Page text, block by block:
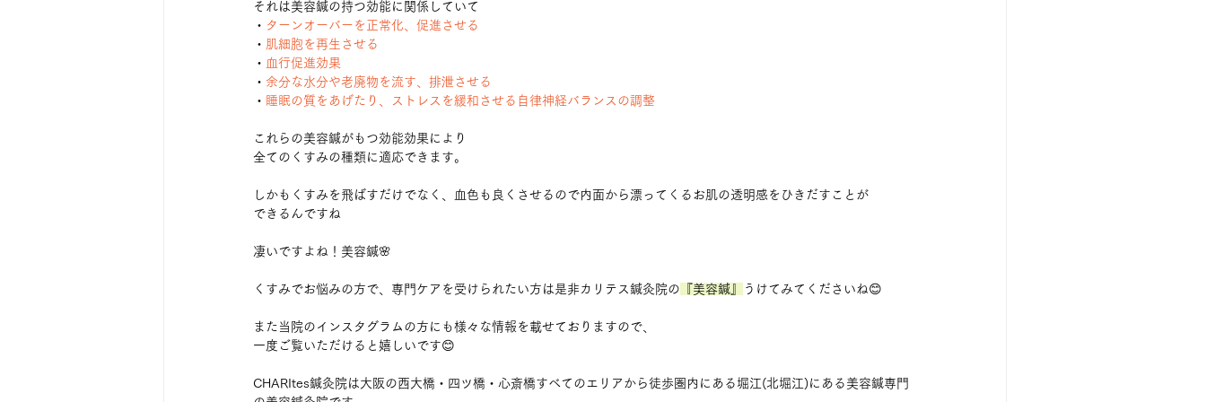
それは美容鍼の持つ効能に関係していて
・ ターンオーバーを正常化、促進させる
・ 肌細胞を再生させる
・ 血行促進効果
・ 余分な水分や老廃物を流す、排泄させる
・ 睡眠の質をあげたり、ストレスを緩和させる自律神経バランスの調整
これらの美容鍼がもつ効能効果により
全てのくすみの種類に適応できます。
しかもくすみを飛ばすだけでなく、血色も良くさせるので内面から漂ってくるお肌の透明感をひきだすことが
できるんですね
凄いですよね！美容鍼🌸
くすみでお悩みの方で、専門ケアを受けられたい方は是非カリテス鍼灸院の 『美容鍼』 うけてみてくださいね😊
また当院のインスタグラムの方にも様々な情報を載せておりますので、
一度ご覧いただけると嬉しいです😊
CHARItes鍼灸院は大阪の西大橋・四ツ橋・心斎橋すべてのエリアから徒歩圏内にある堀江(北堀江)にある美容鍼専門